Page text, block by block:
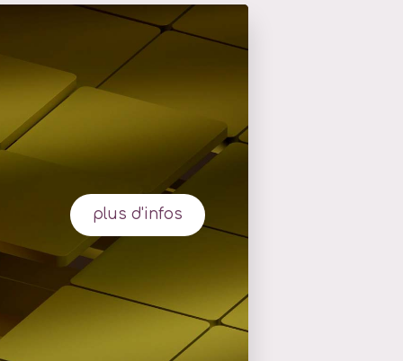
plus d'infos